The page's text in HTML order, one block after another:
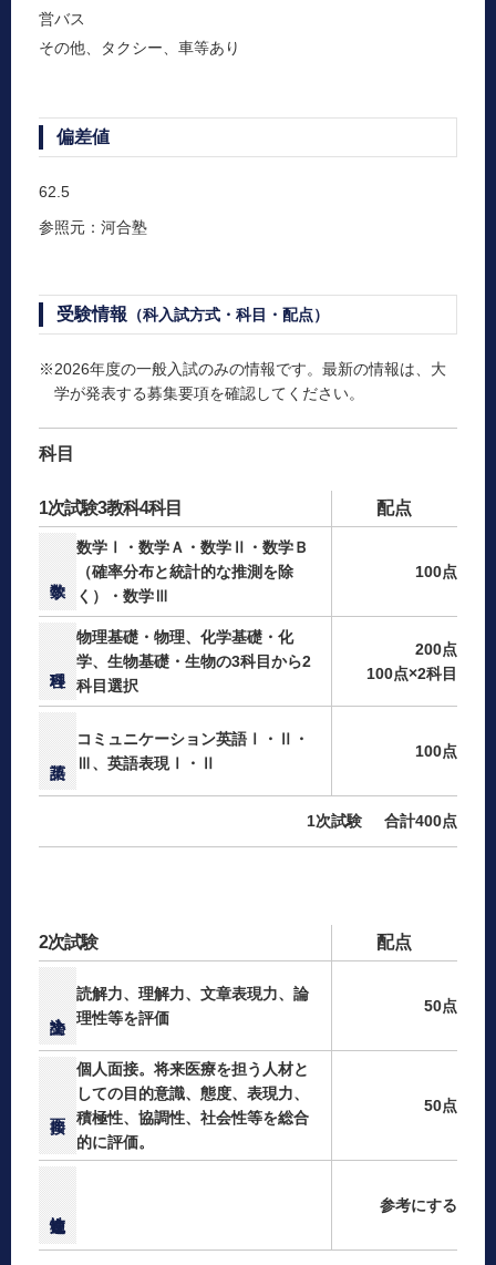
営バス
その他、タクシー、車等あり
偏差値
62.5
参照元：河合塾
受験情報 （科入試方式・科目・配点）
※2026年度の一般入試のみの情報です。最新の情報は、大
学が発表する募集要項を確認してください。
科目
1次試験3教科4科目 配点
数学Ⅰ・数学Ａ・数学Ⅱ・数学Ｂ
（確率分布と統計的な推測を除
く）・数学Ⅲ
100点
物理基礎・物理、化学基礎・化
学、生物基礎・生物の3科目から2
科目選択
200点
100点×2科目
コミュニケーション英語Ⅰ・Ⅱ・
Ⅲ、英語表現Ⅰ・Ⅱ
100点
1次試験 合計400点
2次試験 配点
読解力、理解力、文章表現力、論
理性等を評価
50点
個人面接。将来医療を担う人材と
しての目的意識、態度、表現力、
積極性、協調性、社会性等を総合
的に評価。
50点
参考にする